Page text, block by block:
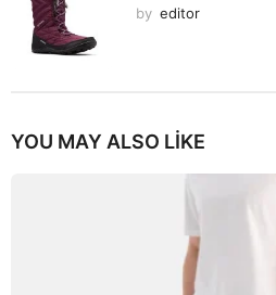
by editor
YOU MAY ALSO LIKE